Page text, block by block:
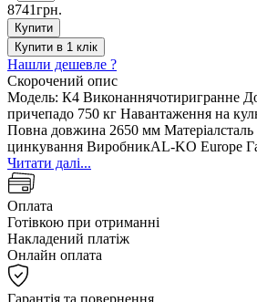
8741грн.
Купити
Купити в 1 клік
Нашли дешевле ?
Скорочений опис
Модель: К4 Виконаннячотиригранне
причепадо 750 кг Навантаження на
Повна довжина 2650 мм Матеріалсталь
цинкування ВиробникAL-KO Europe
Читати далі...
Оплата
Готівкою при отриманні
Накладений платіж
Онлайн оплата
Гарантія та повернення